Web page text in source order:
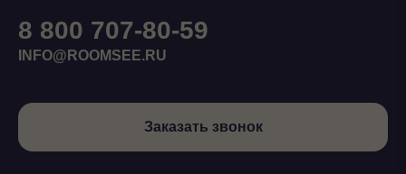
8 800 707-80-59
INFO@ROOMSEE.RU
Заказать звонок